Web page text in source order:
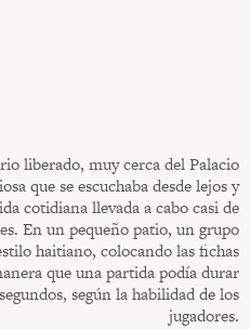
liberado, muy cerca del Palacio
que se escuchaba desde lejos y
cotidiana llevada a cabo casi de
En un pequeño patio, un grupo
haitiano, colocando las fichas
que una partida podía durar
según la habilidad de los
jugadores.